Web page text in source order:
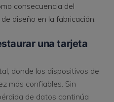
consecuencia del
diseño en la fabricación.
una tarjeta
donde los dispositivos de
más confiables. Sin
de datos continúa